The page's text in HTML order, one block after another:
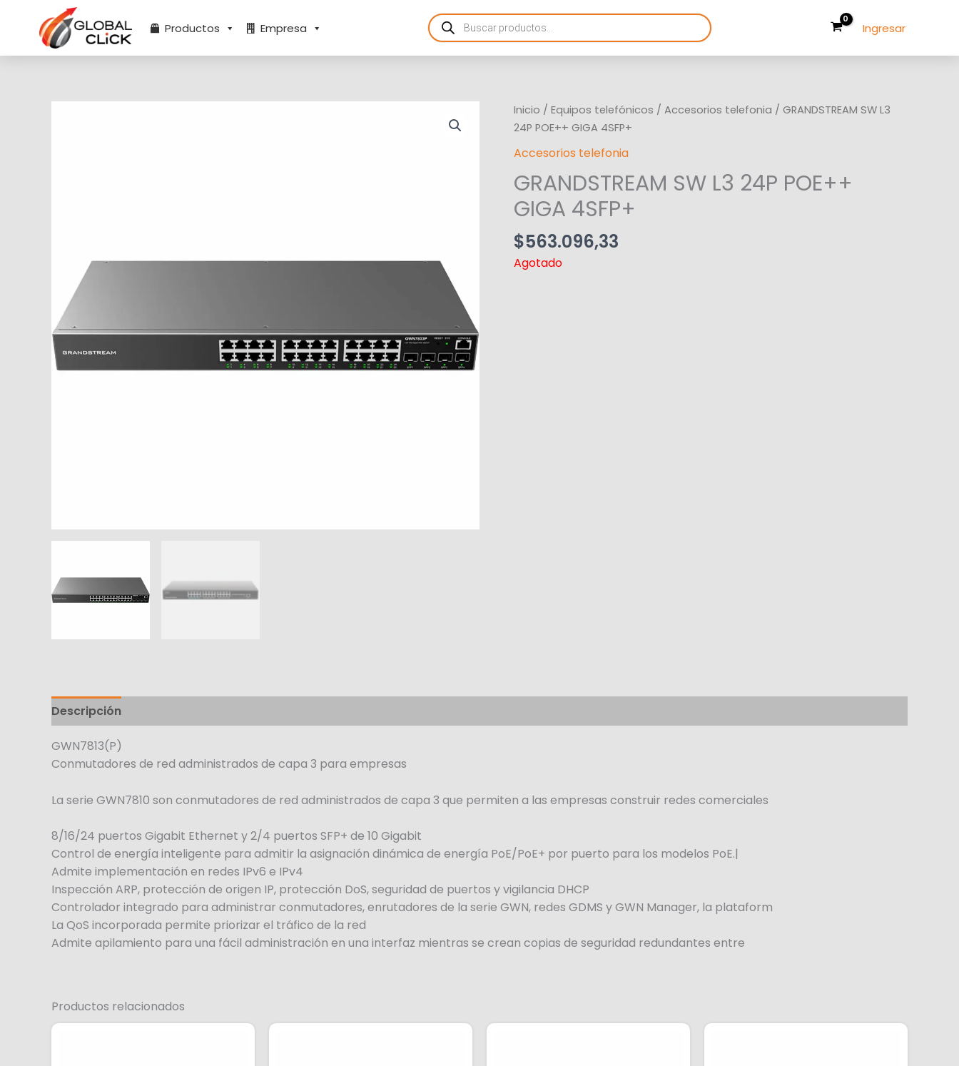
contenido
Productos Empresa
Products
search Ingresar
Inicio / Equipos telefónicos / Accesorios telefonia / GRANDSTREAM SW L3
24P POE++ GIGA 4SFP+
Accesorios telefonia
GRANDSTREAM SW L3 24P POE++
GIGA 4SFP+
$563.096,33
Agotado
Descripción
GWN7813(P)
Conmutadores de red administrados de capa 3 para empresas
La serie GWN7810 son conmutadores de red administrados de capa 3 que permiten a las empresas construir redes comerciales
8/16/24 puertos Gigabit Ethernet y 2/4 puertos SFP+ de 10 Gigabit
Control de energía inteligente para admitir la asignación dinámica de energía PoE/PoE+ por puerto para los modelos PoE.|
Admite implementación en redes IPv6 e IPv4
Inspección ARP, protección de origen IP, protección DoS, seguridad de puertos y vigilancia DHCP
Controlador integrado para administrar conmutadores, enrutadores de la serie GWN, redes GDMS y GWN Manager, la plataform
La QoS incorporada permite priorizar el tráfico de la red
Admite apilamiento para una fácil administración en una interfaz mientras se crean copias de seguridad redundantes entre
Productos relacionados